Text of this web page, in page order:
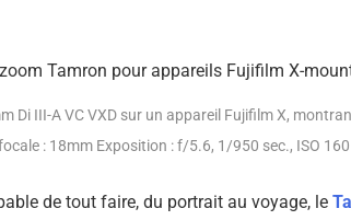
Di III-A VC VXD sur un appareil Fujifilm X,
: 18mm Exposition : f/5.6, 1/950 sec., ISO 160
de tout faire, du portrait au voyage, le